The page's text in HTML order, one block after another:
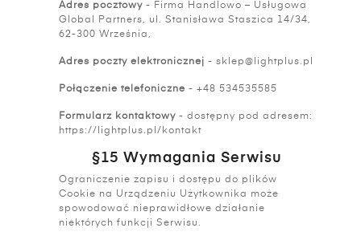
Adres pocztowy - Firma Handlowo – Usługowa
Global Partners, ul. Stanisława Staszica 14/34,
62-300 Września,
Adres poczty elektronicznej - sklep@lightplus.pl
Połączenie telefoniczne - +48 534535585
Formularz kontaktowy - dostępny pod adresem:
https://lightplus.pl/kontakt
§15 Wymagania Serwisu
Ograniczenie zapisu i dostępu do plików
Cookie na Urządzeniu Użytkownika może
spowodować nieprawidłowe działanie
niektórych funkcji Serwisu.